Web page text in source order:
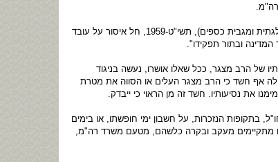
4. לפי סעיף 5 לחוק שירות המדינה (סיוג פעילות מפלגתית ומגבית כספים), תשי"ט-1959, חל איסור על עובד
ובתור תפקידו".
של הרב מצגר, ככל שאלו אושרו, נעשה בניגוד
אף חשד כי הרב מצגר העלים או הסווה את מטרת
את נסיעותיו. חשד זה מן הראוי כי ייבדק.
בתקופות הנזכרות, על חשבון ימי חופשתו, או בימים
מתקיימים מעקב ובקרה כלשהם, מטעם משרד רה"מ,